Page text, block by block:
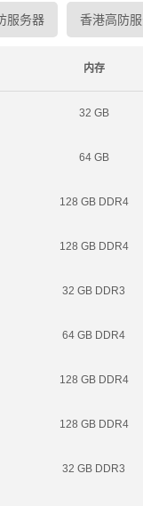
服务器 香港高防
内存
32 GB
64 GB
128 GB DDR4
128 GB DDR4
32 GB DDR3
64 GB DDR4
128 GB DDR4
128 GB DDR4
32 GB DDR3